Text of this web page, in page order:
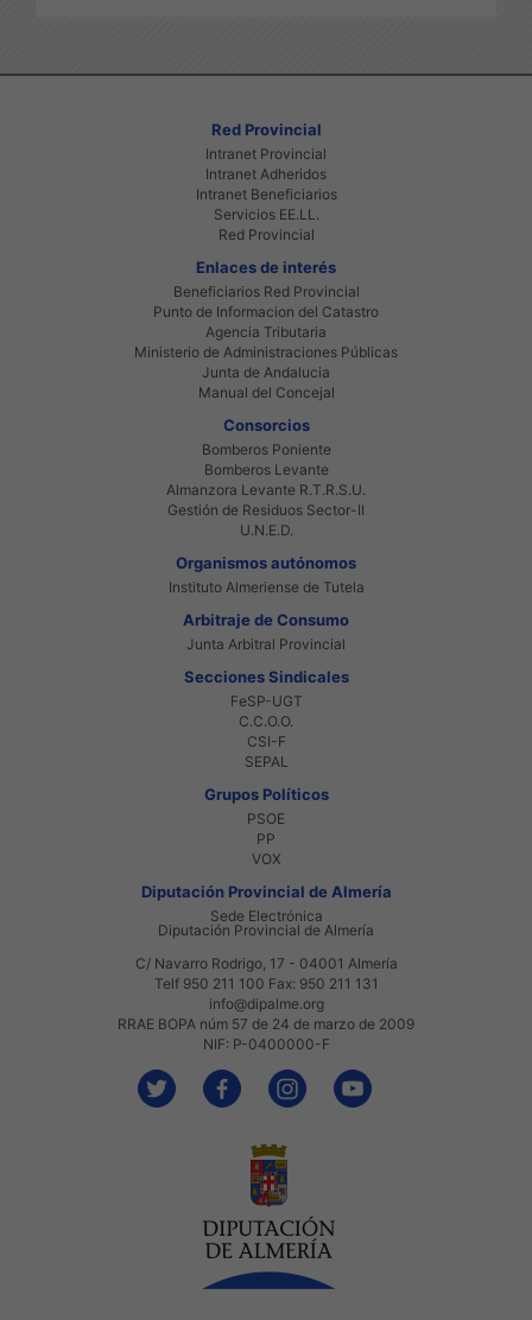
Red Provincial
Intranet Provincial
Intranet Adheridos
Intranet Beneficiarios
Servicios EE.LL.
Red Provincial
Enlaces de interés
Beneficiarios Red Provincial
Punto de Informacion del Catastro
Agencia Tributaria
Ministerio de Administraciones Públicas
Junta de Andalucia
Manual del Concejal
Consorcios
Bomberos Poniente
Bomberos Levante
Almanzora Levante R.T.R.S.U.
Gestión de Residuos Sector-II
U.N.E.D.
Organismos autónomos
Instituto Almeriense de Tutela
Arbitraje de Consumo
Junta Arbitral Provincial
Secciones Sindicales
FeSP-UGT
C.C.O.O.
CSI-F
SEPAL
Grupos Políticos
PSOE
PP
VOX
Diputación Provincial de Almería
Sede Electrónica
Diputación Provincial de Almería
C/ Navarro Rodrigo, 17 - 04001 Almería
Telf 950 211 100 Fax: 950 211 131
info@dipalme.org
RRAE BOPA núm 57 de 24 de marzo de 2009
NIF: P-0400000-F